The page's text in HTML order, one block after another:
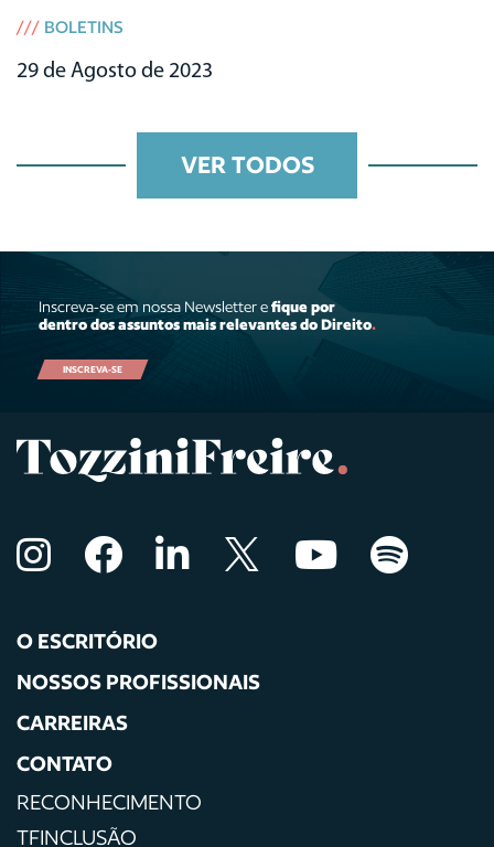
/// BOLETINS
29 de Agosto de 2023
VER TODOS
Inscreva-se em nossa Newsletter efique por
dentro dos assuntos mais relevantes do Direito.
INSCREVA-SE
O ESCRITÓRIO
NOSSOS PROFISSIONAIS
CARREIRAS
CONTATO
RECONHECIMENTO
TFINCLUSÃO